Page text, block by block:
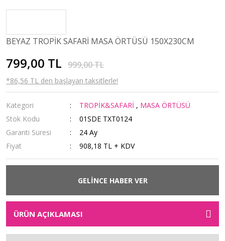
BEYAZ TROPİK SAFARİ MASA ÖRTÜSÜ 150X230CM
799,00 TL 999,00 TL
*86,56 TL den başlayan taksitlerle!
Kategori TROPİK&SAFARİ , MASA ÖRTÜSÜ
Stok Kodu
01SDE TXT0124
Garanti Süresi
24 Ay
Fiyat
908,18 TL + KDV
GELİNCE HABER VER
ÜRÜN AÇIKLAMASI